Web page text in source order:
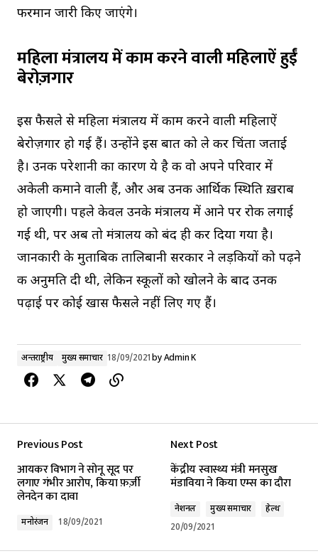
फरमान जारी किए जाएंगे।
महिला मंत्रालय में काम करने वाली महिलाऐं हुईं
बेरोज़गार
इस फैसले से महिला मंत्रालय में काम करने वाली महिलाऐं
बेरोज़गार हो गई हैं। उन्होंने इस बात को ले कर चिंता जताई
है। उनकी परेशानी का कारण ये है की वो अपने परिवार में
अकेली कमाने वाली हैं, और अब उनकी आर्थिक स्थिति ख़राब
हो जाएगी। पहले केवल उनके मंत्रालय में आने पर रोक लगाई
गई थी, पर अब तो मंत्रालय को बंद ही कर दिया गया है।
जानकारी के मुताबिक तालिबानी सरकार ने लड़कियों को पढ़ने
की अनुमति दी थी, लेकिन स्कूलों को खोलने के बाद उनकी
पढ़ाई पर कोई खास फैसले नहीं लिए गए हैं।
अन्तर्राष्ट्रीय मुख्य समाचार 18/09/2021by Admin K
Previous Post
आयकर विभाग ने सोनू सूद पर
लगाए गंभीर आरोप, किया फ़र्ज़ी
लेनदेन का दावा
मनोरंजन 18/09/2021
Next Post
केंद्रीय स्वास्थ्य मंत्री मनसुख
मंडाविया ने किया एम्स का दौरा
नेशनल मुख्य समाचार
हेल्थ
20/09/2021